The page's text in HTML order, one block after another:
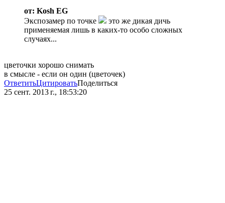
от: Kosh EG
Экспозамер по точке
это же дикая дичь
применяемая лишь в каких-то особо сложных
случаях...
цветочки хорошо снимать
в смысле - если он один (цветочек)
ОтветитьЦитироватьПоделиться
25 сент. 2013 г., 18:53:20